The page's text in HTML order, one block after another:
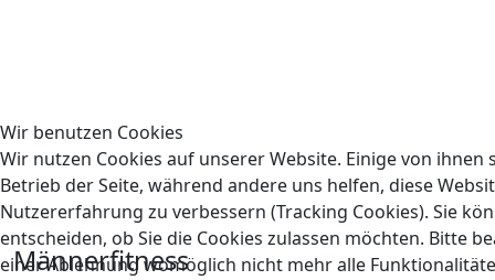
Männerfitness
Wir benutzen Cookies
Wir nutzen Cookies auf unserer Website. Einige von ihnen
Betrieb der Seite, während andere uns helfen, diese
Nutzererfahrung zu verbessern (Tracking Cookies). Sie
entscheiden, ob Sie die Cookies zulassen möchten. Bitte
einer Ablehnung womöglich nicht mehr alle